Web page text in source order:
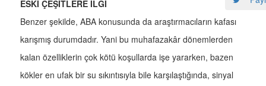
ESKİ ÇEŞİTLERE İLGİ
Benzer şekilde, ABA konusunda da araştırmacıların kafası
karışmış durumdadır. Yani bu muhafazakâr dönemlerden
kalan özelliklerin çok kötü koşullarda işe yararken, bazen
kökler en ufak bir su sıkıntısıyla bile karşılaştığında, sinyal